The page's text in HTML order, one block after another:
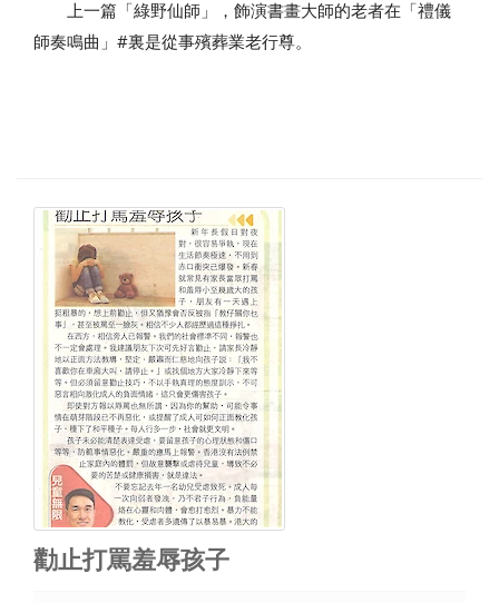
上一篇「綠野仙師」，飾演書畫大師的老者在「禮儀
師奏鳴曲」#裏是從事殯葬業老行尊。
勸止打罵羞辱孩子